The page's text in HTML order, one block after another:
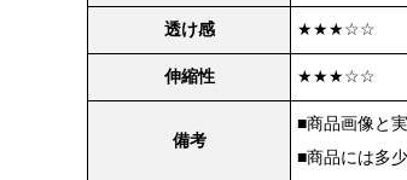
透け感 ★★★☆☆
伸縮性 ★★★☆☆
備考
■商品画像と
■商品には多